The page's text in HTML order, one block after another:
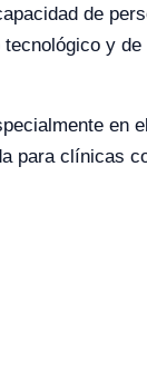
de
y
en
para clínicas